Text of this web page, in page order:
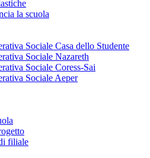
la scuola
Sociale Casa dello Studente
Sociale Nazareth
Sociale Coress-Sai
Sociale Aeper
filiale